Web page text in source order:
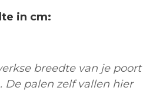
in cm
breedte van je poort
De palen zelf vallen hier